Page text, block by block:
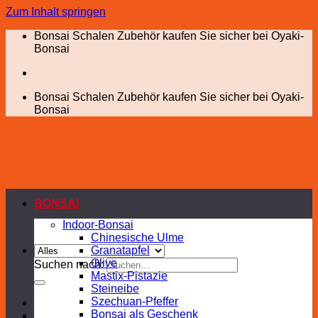
Zum Inhalt springen
Bonsai Schalen Zubehör kaufen Sie sicher bei Oyaki-
Bonsai
Bonsai Schalen Zubehör kaufen Sie sicher bei Oyaki-
Bonsai
Suchen nach:
BONSAI
Indoor-Bonsai
Chinesische Ulme
Granatapfel
Olive
Mastix-Pistazie
Steineibe
Szechuan-Pfeffer
Bonsai als Geschenk